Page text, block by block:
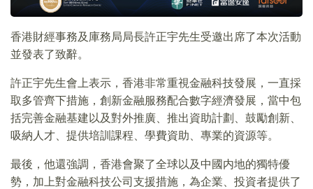
香港財經事務及庫務局局長許正宇先生受邀出席了本次活動
並發表了致辭。
許正宇先生會上表示，香港非常重視金融科技發展，一直採
取多管齊下措施，創新金融服務配合數字經濟發展，當中包
括完善金融基建以及對外推廣、推出資助計劃、鼓勵創新、
吸納人才、提供培訓課程、學費資助、專業的資源等。
最後，他還強調，香港會聚了全球以及中國内地的獨特優
勢，加上對金融科技公司支援措施，為企業、投資者提供了